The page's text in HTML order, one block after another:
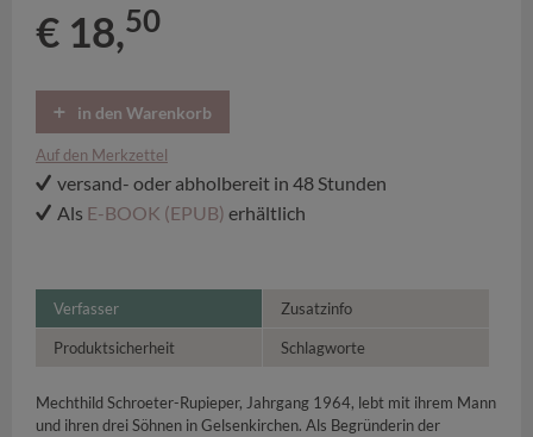
€ 18,50
in den Warenkorb
Auf den Merkzettel
versand- oder abholbereit in 48 Stunden
Als E-BOOK (EPUB) erhältlich
Verfasser Zusatzinfo
Produktsicherheit Schlagworte
Mechthild Schroeter-Rupieper, Jahrgang 1964, lebt mit ihrem Mann
und ihren drei Söhnen in Gelsenkirchen. Als Begründerin der